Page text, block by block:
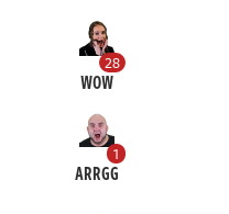
28
WOW
1
ARRGG